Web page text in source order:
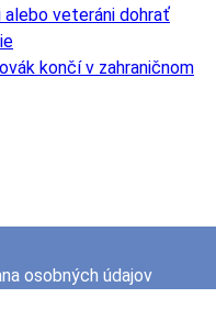
alebo veteráni dohrať
končí v zahraničnom
osobných údajov